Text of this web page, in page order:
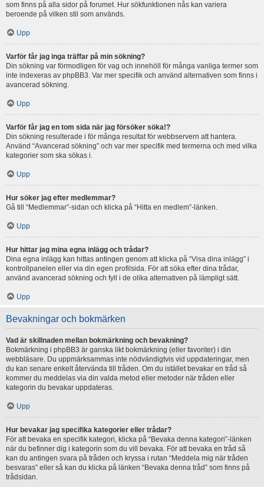
som finns på alla sidor på forumet. Hur sökfunktionen nås kan variera
beroende på vilken stil som används.
Upp
Varför får jag inga träffar på min sökning?
Din sökning var förmodligen för vag och innehöll för många vanliga termer som
inte indexeras av phpBB3. Var mer specifik och använd alternativen som finns i
avancerad sökning.
Upp
Varför får jag en tom sida när jag försöker söka!?
Din sökning resulterade i för många resultat för webbservern att hantera.
Använd “Avancerad sökning” och var mer specifik med termerna och med vilka
kategorier som ska sökas i.
Upp
Hur söker jag efter medlemmar?
Gå till “Medlemmar”-sidan och klicka på “Hitta en medlem”-länken.
Upp
Hur hittar jag mina egna inlägg och trådar?
Dina egna inlägg kan hittas antingen genom att klicka på “Visa dina inlägg” i
kontrollpanelen eller via din egen profilsida. För att söka efter dina trådar,
använd avancerad sökning och fyll i de olika alternativen på lämpligt sätt.
Upp
Bevakningar och bokmärken
Vad är skillnaden mellan bokmärkning och bevakning?
Bokmärkning i phpBB3 är ganska likt bokmärkning (eller favoriter) i din
webbläsare. Du uppmärksammas inte nödvändigtvis vid uppdateringar, men
du kan senare enkelt återvända till tråden. Om du istället bevakar en tråd så
kommer du meddelas via din valda metod eller metoder när tråden eller
kategorin du bevakar uppdateras.
Upp
Hur bevakar jag specifika kategorier eller trådar?
För att bevaka en specifik kategori, klicka på “Bevaka denna kategori”-länken
när du befinner dig i kategorin som du vill bevaka. För att bevaka en tråd så
kan du antingen svara på tråden och kryssa i rutan “Meddela mig när tråden
besvaras” eller så kan du klicka på länken “Bevaka denna tråd” som finns på
trådsidan.